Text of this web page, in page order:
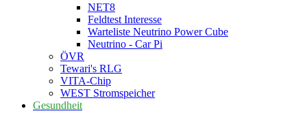
NET8
Feldtest Interesse
Warteliste Neutrino Power Cube
Neutrino - Car Pi
ÖVR
Tewari's RLG
VITA-Chip
WEST Stromspeicher
Gesundheit